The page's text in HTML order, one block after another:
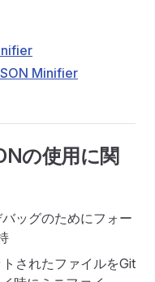
Minifier
の使用に関
ッグのためにフォー
されたファイルをGit